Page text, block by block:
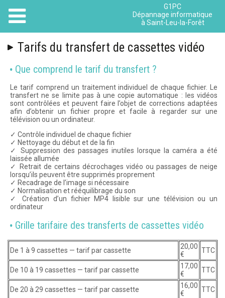
G1PC
Dépannage informatique
à Saint-Leu-la-Forêt
Tarifs du transfert de cassettes vidéo
Que comprend le tarif du transfert ?
Le tarif comprend un traitement individuel de chaque fichier. Le
transfert ne se limite pas à une copie automatique : les vidéos
sont contrôlées et peuvent faire l’objet de corrections adaptées
afin d’obtenir un fichier propre et facile à regarder sur une
télévision ou un ordinateur.
✓ Contrôle individuel de chaque fichier
✓ Nettoyage du début et de la fin
✓ Suppression des passages inutiles lorsque la caméra a été
laissée allumée
✓ Retrait de certains décrochages vidéo ou passages de neige
lorsqu’ils peuvent être supprimés proprement
✓ Recadrage de l’image si nécessaire
✓ Normalisation et rééquilibrage du son
✓ Création d’un fichier MP4 lisible sur une télévision ou un
ordinateur
Grille tarifaire des transferts de cassettes vidéo
De 1 à 9 cassettes — tarif par cassette
20,00
€
TTC
De 10 à 19 cassettes — tarif par cassette
17,00
€
TTC
De 20 à 29 cassettes — tarif par cassette
16,00
€
TTC